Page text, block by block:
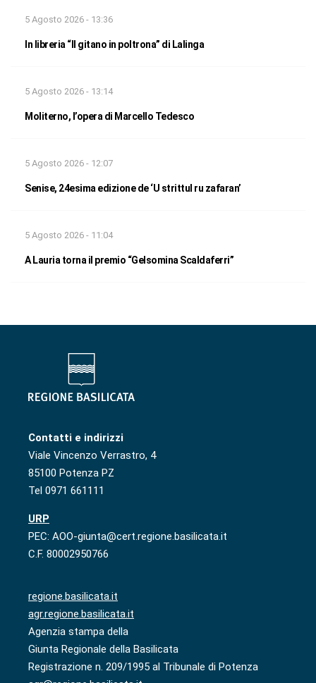
5 Agosto 2026 - 13:36
In libreria “Il gitano in poltrona” di Lalinga
5 Agosto 2026 - 13:14
Moliterno, l’opera di Marcello Tedesco
5 Agosto 2026 - 12:07
Senise, 24esima edizione de ‘U strittul ru zafaran’
5 Agosto 2026 - 11:04
A Lauria torna il premio “Gelsomina Scaldaferri”
Contatti e indirizzi
Viale Vincenzo Verrastro, 4
85100 Potenza PZ
Tel 0971 661111
URP
PEC: AOO-giunta@cert.regione.basilicata.it
C.F. 80002950766
regione.basilicata.it
agr.regione.basilicata.it
Agenzia stampa della
Giunta Regionale della Basilicata
Registrazione n. 209/1995 al Tribunale di Potenza